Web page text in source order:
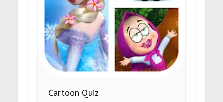
Cartoon Quiz